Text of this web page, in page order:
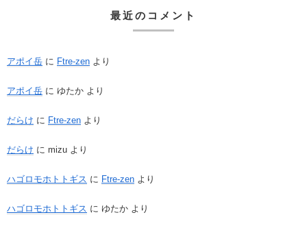
最近のコメント
アポイ岳 に Ftre-zen より
アポイ岳 に ゆたか より
だらけ に Ftre-zen より
だらけ に mizu より
ハゴロモホトトギス に Ftre-zen より
ハゴロモホトトギス に ゆたか より